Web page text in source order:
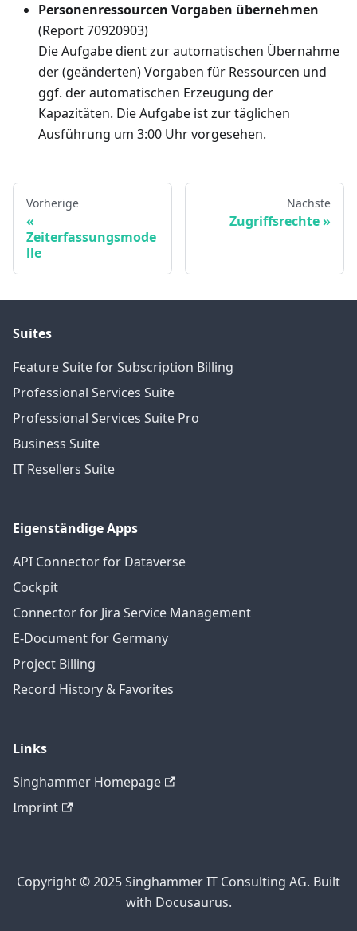
Personenressourcen Vorgaben übernehmen
(Report 70920903)
Die Aufgabe dient zur automatischen Übernahme
der (geänderten) Vorgaben für Ressourcen und
ggf. der automatischen Erzeugung der
Kapazitäten. Die Aufgabe ist zur täglichen
Ausführung um 3:00 Uhr vorgesehen.
Vorherige
Zeiterfassungsmode
lle
Nächste
Zugriffsrechte
Suites
Feature Suite for Subscription Billing
Professional Services Suite
Professional Services Suite Pro
Business Suite
IT Resellers Suite
Eigenständige Apps
API Connector for Dataverse
Cockpit
Connector for Jira Service Management
E-Document for Germany
Project Billing
Record History & Favorites
Links
Singhammer Homepage
Imprint
Copyright © 2025 Singhammer IT Consulting AG. Built
with Docusaurus.